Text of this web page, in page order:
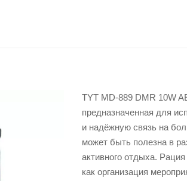
TYT MD-889 DMR 10W
предназначенная для
и надёжную связь на
может быть полезна в
активного отдыха.
как организация